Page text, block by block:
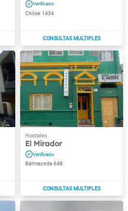
Chiloe 1434
El Mirador
Balmaceda 648